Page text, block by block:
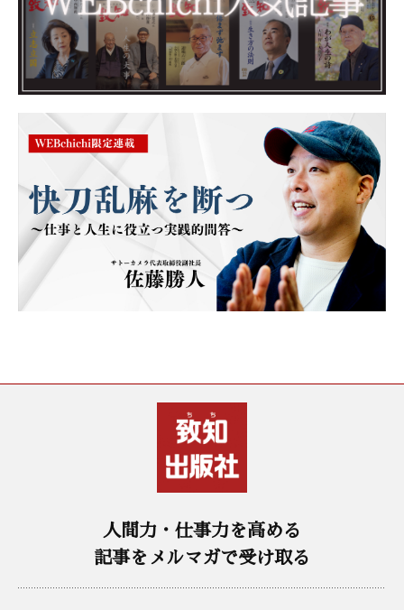
人間力・仕事力を高める
記事をメルマガで受け取る